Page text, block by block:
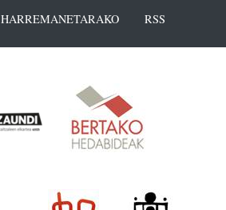
HARREMANETARAKO RSS